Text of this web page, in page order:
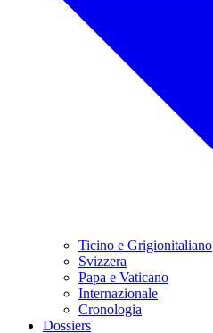
Ticino e Grigionitaliano
Svizzera
Papa e Vaticano
Internazionale
Cronologia
Dossiers